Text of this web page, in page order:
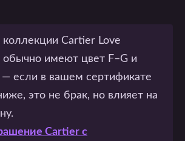
Cartier Love
имеют цвет F–G и
— если в вашем сертификате
это не брак, но влияет на
Cartier с